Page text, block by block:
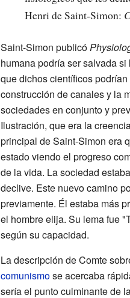
Henri de Saint-Simon:
Saint-Simon publicó
humana podría ser salvada
que dichos científicos
construcción de canales y la
sociedades en conjunto y
Ilustración, que era la
principal de Saint-Simon era
estado viendo el progreso
de la vida. La sociedad
declive. Este nuevo camino
previamente. Él estaba más
el hombre elija. Su lema fue
según su capacidad.
La descripción de Comte
comunismose acercaba
sería el punto culminante de